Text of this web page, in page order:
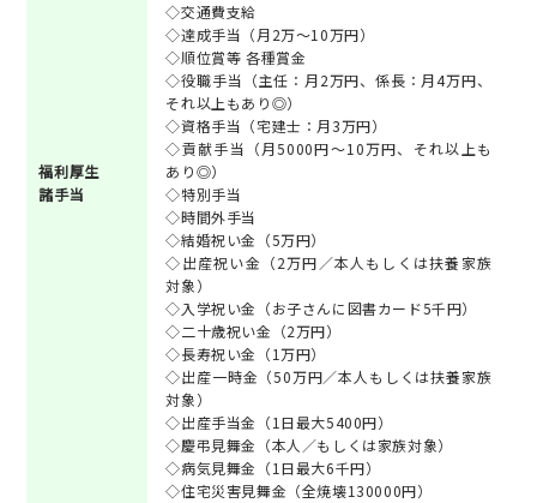
福利厚生
諸手当
◇交通費支給
◇達成手当（月2万～10万円）
◇順位賞等 各種賞金
◇役職手当（主任：月2万円、係長：月4万円、
それ以上もあり◎）
◇資格手当（宅建士：月3万円）
◇貢献手当（月5000円～10万円、それ以上も
あり◎）
◇特別手当
◇時間外手当
◇結婚祝い金（5万円）
◇出産祝い金（2万円／本人もしくは扶養家族
対象）
◇入学祝い金（お子さんに図書カード5千円）
◇二十歳祝い金（2万円）
◇長寿祝い金（1万円）
◇出産一時金（50万円／本人もしくは扶養家族
対象）
◇出産手当金（1日最大5400円）
◇慶弔見舞金（本人／もしくは家族対象）
◇病気見舞金（1日最大6千円）
◇住宅災害見舞金（全焼壊130000円）